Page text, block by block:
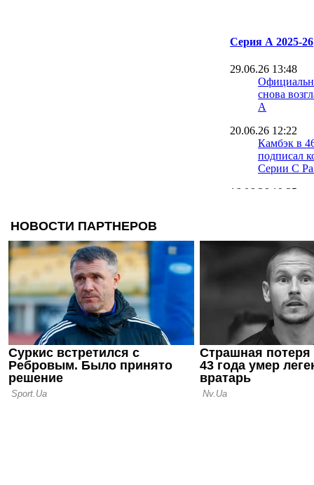
Серия А 2025-26
29.06.26 13:48
снова
А
20.06.26 12:22
Камбэк в
подписал
Серии C
16.06.26 19:25
Капелло:
Аморима
в
15.06.26 13:22
Милан
тренером